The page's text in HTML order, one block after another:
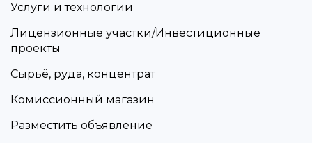
Услуги и технологии
Лицензионные участки/Инвестиционные
проекты
Сырьё, руда, концентрат
Комиссионный магазин
Разместить объявление